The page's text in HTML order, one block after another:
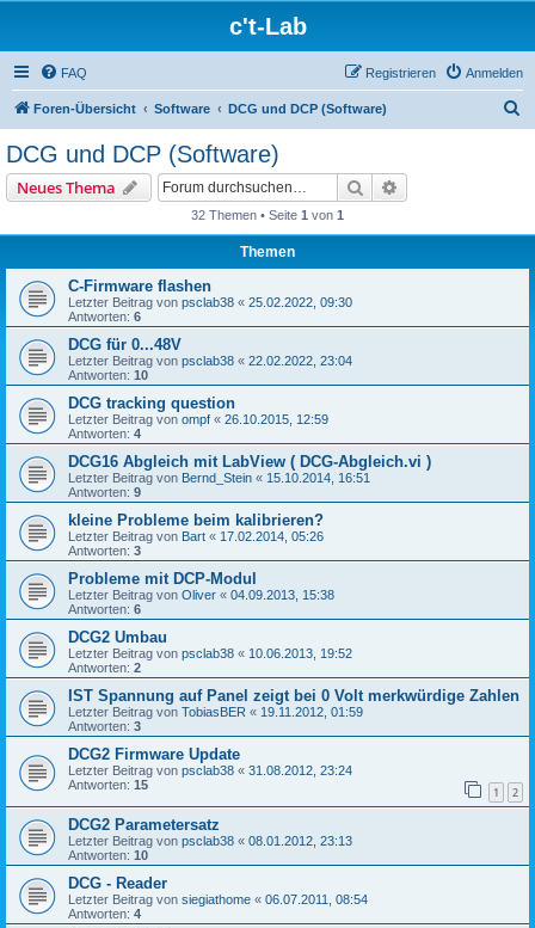
c't-Lab
FAQ Anmelden
Registrieren
Foren-Übersicht Software DCG und DCP (Software)
DCG und DCP (Software)
Neues Thema Suche
32 Themen • Seite 1 von 1
Themen
C-Firmware flashen
Letzter Beitrag von psclab38 « 25.02.2022, 09:30
Antworten: 6
DCG für 0...48V
Letzter Beitrag von psclab38 « 22.02.2022, 23:04
Antworten: 10
DCG tracking question
Letzter Beitrag von ompf « 26.10.2015, 12:59
Antworten: 4
DCG16 Abgleich mit LabView ( DCG-Abgleich.vi )
Letzter Beitrag von Bernd_Stein « 15.10.2014, 16:51
Antworten: 9
kleine Probleme beim kalibrieren?
Letzter Beitrag von Bart « 17.02.2014, 05:26
Antworten: 3
Probleme mit DCP-Modul
Letzter Beitrag von Oliver « 04.09.2013, 15:38
Antworten: 6
DCG2 Umbau
Letzter Beitrag von psclab38 « 10.06.2013, 19:52
Antworten: 2
IST Spannung auf Panel zeigt bei 0 Volt merkwürdige Zahlen
Letzter Beitrag von TobiasBER « 19.11.2012, 01:59
Antworten: 3
DCG2 Firmware Update
Letzter Beitrag von psclab38 « 31.08.2012, 23:24
Antworten: 15 1 2
DCG2 Parametersatz
Letzter Beitrag von psclab38 « 08.01.2012, 23:13
Antworten: 10
DCG - Reader
Letzter Beitrag von siegiathome « 06.07.2011, 08:54
Antworten: 4